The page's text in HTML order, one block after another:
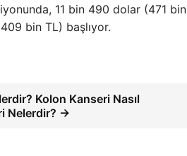
11 bin 490 dolar (471 bin
bin TL) başlıyor.
Kolon Kanseri Nasıl
Nelerdir? →